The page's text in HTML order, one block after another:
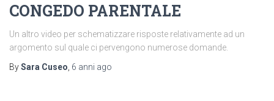
CONGEDO PARENTALE
Un altro video per schematizzare risposte relativamente ad un
argomento sul quale ci pervengono numerose domande.
BySara Cuseo 6 anni ago